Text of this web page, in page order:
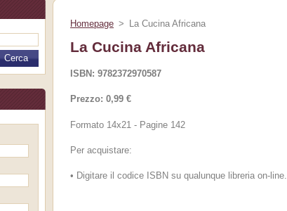
Homepage > La Cucina Africana
La Cucina Africana
ISBN: 9782372970587
Prezzo: 0,99 €
Formato 14x21 - Pagine 142
Per acquistare:
• Digitare il codice ISBN su qualunque libreria on-line.